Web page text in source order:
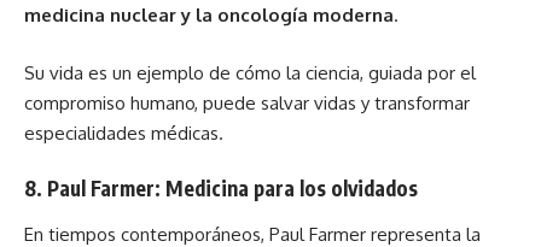
medicina nuclear y la oncología moderna.
Su vida es un ejemplo de cómo la ciencia, guiada por el
compromiso humano, puede salvar vidas y transformar
especialidades médicas.
8. Paul Farmer: Medicina para los olvidados
En tiempos contemporáneos, Paul Farmer representa la